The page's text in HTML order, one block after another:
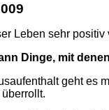
Leben sehr positiv
Dinge, mit
geht es